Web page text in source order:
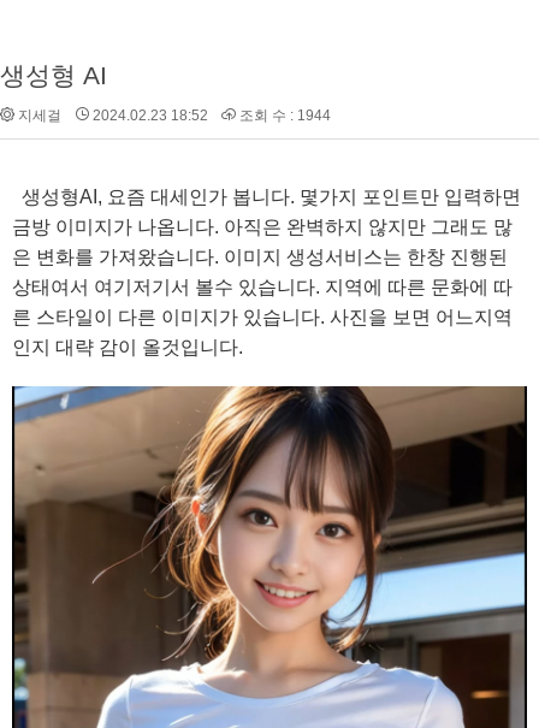
생성형 AI
지세걸 2024.02.23 18:52 조회 수 : 1944
생성형AI, 요즘 대세인가 봅니다. 몇가지 포인트만 입력하면
금방 이미지가 나옵니다. 아직은 완벽하지 않지만 그래도 많
은 변화를 가져왔습니다. 이미지 생성서비스는 한창 진행된
상태여서 여기저기서 볼수 있습니다. 지역에 따른 문화에 따
른 스타일이 다른 이미지가 있습니다. 사진을 보면 어느지역
인지 대략 감이 올것입니다.